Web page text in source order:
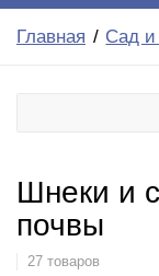
Главная Сад и
Шнеки и
почвы
27 товаров